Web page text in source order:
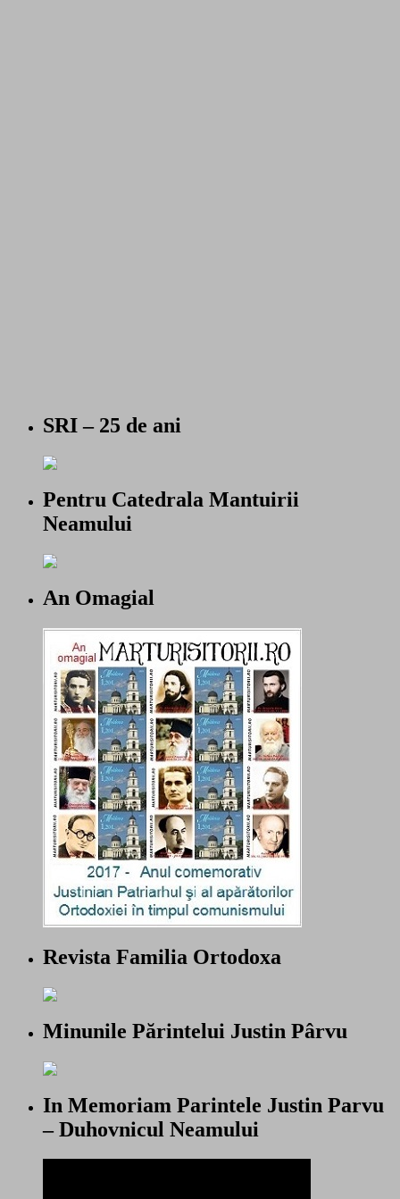
SRI – 25 de ani
Pentru Catedrala Mantuirii
Neamului
An Omagial
Revista Familia Ortodoxa
Minunile Părintelui Justin Pârvu
In Memoriam Parintele Justin Parvu
– Duhovnicul Neamului